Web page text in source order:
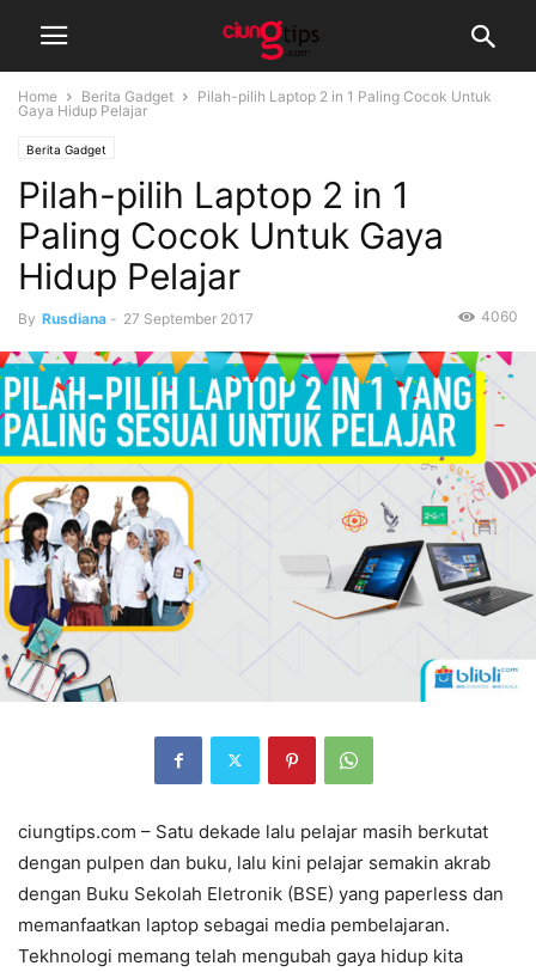
Home Berita Gadget
Pilah-pilih Laptop 2 in 1 Paling Cocok Untuk
Gaya Hidup Pelajar
Berita Gadget
Pilah-pilih Laptop 2 in 1
Paling Cocok Untuk Gaya
Hidup Pelajar
By Rusdiana - 27 September 2017 4060
ciungtips.com – Satu dekade lalu pelajar masih berkutat
dengan pulpen dan buku, lalu kini pelajar semakin akrab
dengan Buku Sekolah Eletronik (BSE) yang paperless dan
memanfaatkan laptop sebagai media pembelajaran.
Tekhnologi memang telah mengubah gaya hidup kita